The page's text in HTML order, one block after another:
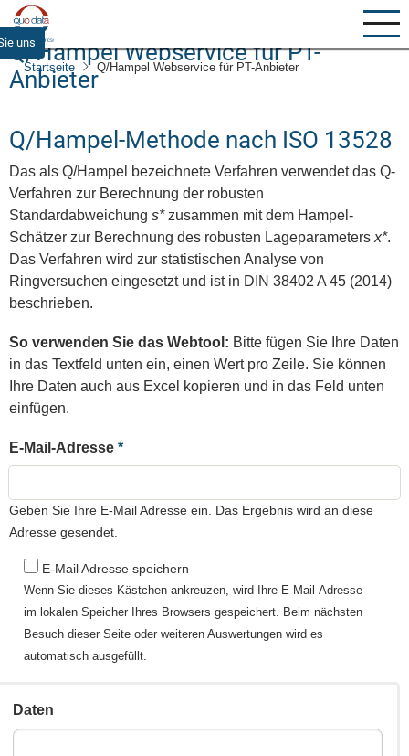
Direkt
zum
uns
Startseite
Q/Hampel Webservice für PT-Anbieter
Q/Hampel Webservice für PT-
Anbieter
Q/Hampel-Methode nach ISO 13528
Das als Q/Hampel bezeichnete Verfahren verwendet das Q-
Verfahren zur Berechnung der robusten
Standardabweichung s*zusammen mit dem Hampel-
Schätzer zur Berechnung des robusten Lageparameters x*.
Das Verfahren wird zur statistischen Analyse von
Ringversuchen eingesetzt und ist in DIN 38402 A 45 (2014)
beschrieben.
So verwenden Sie das Webtool: Bitte fügen Sie Ihre Daten
in das Textfeld unten ein, einen Wert pro Zeile. Sie können
Ihre Daten auch aus Excel kopieren und in das Feld unten
einfügen.
E-Mail-Adresse
Geben Sie Ihre E-Mail Adresse ein. Das Ergebnis wird an diese
Adresse gesendet.
E-Mail Adresse speichern
Wenn Sie dieses Kästchen ankreuzen, wird Ihre E-Mail-Adresse
im lokalen Speicher Ihres Browsers gespeichert. Beim nächsten
Besuch dieser Seite oder weiteren Auswertungen wird es
automatisch ausgefüllt.
Daten